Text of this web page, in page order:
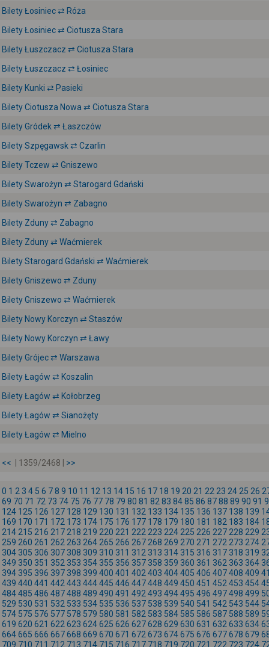
Bilety Łosiniec ⇄ Róża
Bilety Łosiniec ⇄ Ciotusza Stara
Bilety Łuszczacz ⇄ Ciotusza Stara
Bilety Łuszczacz ⇄ Łosiniec
Bilety Kunki ⇄ Pasieki
Bilety Ciotusza Nowa ⇄ Ciotusza Stara
Bilety Gródek ⇄ Łaszczów
Bilety Szpęgawsk ⇄ Czarlin
Bilety Tczew ⇄ Gniszewo
Bilety Swarożyn ⇄ Starogard Gdański
Bilety Swarożyn ⇄ Zabagno
Bilety Zduny ⇄ Zabagno
Bilety Zduny ⇄ Waćmierek
Bilety Starogard Gdański ⇄ Waćmierek
Bilety Gniszewo ⇄ Zduny
Bilety Gniszewo ⇄ Waćmierek
Bilety Nowy Korczyn ⇄ Staszów
Bilety Nowy Korczyn ⇄ Ławy
Bilety Grójec ⇄ Warszawa
Bilety Łagów ⇄ Koszalin
Bilety Łagów ⇄ Kołobrzeg
Bilety Łagów ⇄ Sianożęty
Bilety Łagów ⇄ Mielno
<< | 1359/2468 | >>
0 1 2 3 4 5 6 78 9 10 11 12 13 14 15 16 17 18 19 20 21 22 23 24 25 26
69 70 71 72 73 74 75 76 77 78 79 80 81 82 83 8485 86 8788 89 90 91
124 125 126 127 128 129 130 131 132 133 134 135 136 137 138 139
169 170 171 172 173 174 175 176 177 178 179 180 181 182 183 184
214 215 216 217 218 219 220 221 222 223 224 225 226 227 228 229
259 260 261 262 263 264 265 266 267 268 269 270 271 272 273 274
304 305 306 307 308 309 310 311 312 313 314 315 316 317 318 319
349 350 351 352 353 354 355 356 357 358 359 360 361 362 363 364
394 395 396 397 398 399 400 401 402 403 404405 406 407408 409
439 440 441 442 443 444445 446 447448 449 450 451 452 453 454
484485 486 487488 489 490 491 492 493 494495 496 497498 499
529 530 531 532 533 534 535 536 537 538 539 540 541 542 543 544
574 575 576 577 578 579 580 581 582 583 584 585 586 587 588 589
619 620 621 622 623 624625 626 627628 629 630 631 632 633 634
664665 666 667668 669 670 671 672 673 674675 676 677678 679
709 710 711 712 713 714 715 716 717 718 719 720 721 722 723 724